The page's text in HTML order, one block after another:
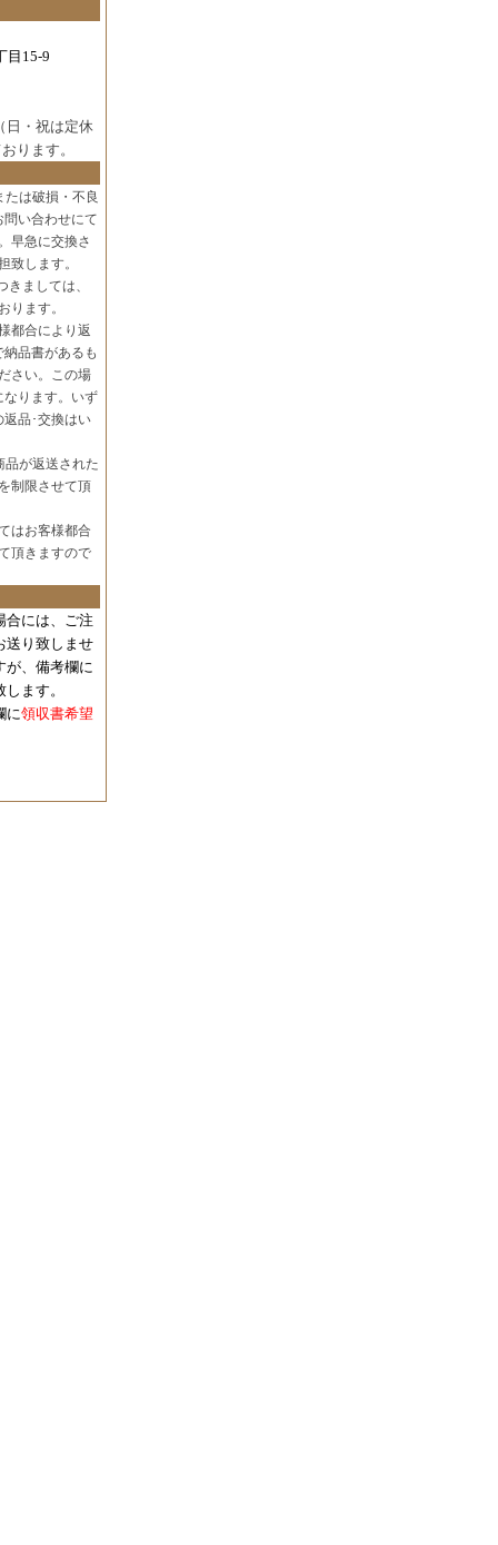
15-9
日・祝は定休
ります。
は破損・不良
い合わせにて
早急に交換さ
致します。
ましては、
ります。
都合により返
品書があるも
さい。この場
なります。いず
品･交換はい
品が返送された
制限させて頂
はお客様都合
頂きますので
には、 ご注
送り致しませ
が、備考欄に
ます。
に領収書希望